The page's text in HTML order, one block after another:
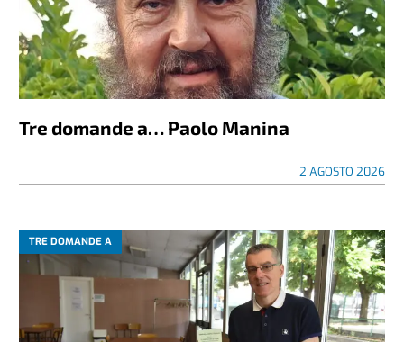
Tre domande a… Paolo Manina
2 AGOSTO 2026
TRE DOMANDE A